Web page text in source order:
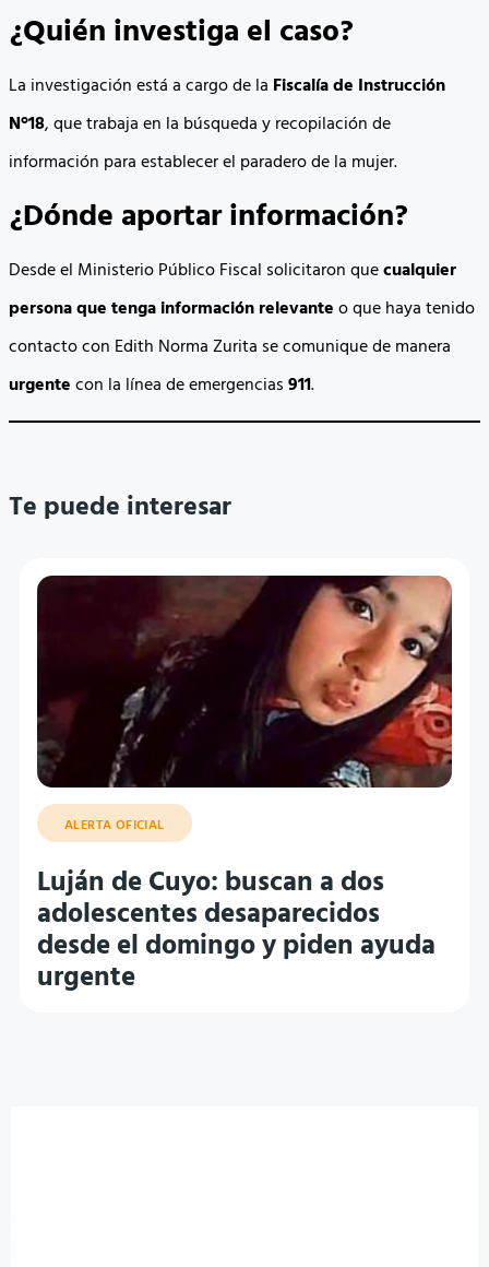
¿Quién investiga el caso?
La investigación está a cargo de la Fiscalía de Instrucción
N°18, que trabaja en la búsqueda y recopilación de
información para establecer el paradero de la mujer.
¿Dónde aportar información?
Desde el Ministerio Público Fiscal solicitaron quecualquier
persona que tenga información relevanteo que haya tenido
contacto con Edith Norma Zurita se comunique de manera
urgentecon la línea de emergencias911.
Te puede interesar
ALERTA OFICIAL
Luján de Cuyo: buscan a dos
adolescentes desaparecidos
desde el domingo y piden ayuda
urgente